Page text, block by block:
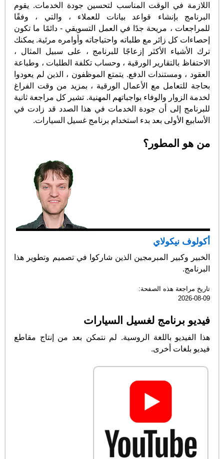
اللازمة في الوقت المناسب لتحسين جودة الخدمات. يقوم
البرنامج بإنشاء قواعد بيانات للعملاء ، والتي ، وفقًا
للمراجعات ، مريحة جدًا في العمل التسويقي - دائمًا ما تكون
إحصاءات كل زائر مع طلباته واحتياجاته وأوامره مرئية. يمكنك
ترك الأشياء الأكثر إزعاجًا للبرنامج ، على سبيل المثال ،
الاحتفاظ بالتقارير الورقية ، وحساب تكلفة الطلبات ، وطباعة
العقود ، ومستندات الدفع. يتمتع الموظفون ، الذين لم يعودوا
بحاجة للتعامل مع الأعمال الورقية ، بمزيد من وقت الفراغ
لخدمة الزوار والوفاء بواجباتهم المهنية. تشير كل مراجعة ثانية
للبرنامج إلى أن جودة الخدمات في هذا الصدد قد زادت في
الأسابيع الأولى بعد بدء استخدام برنامج غسيل السيارات.
من هو المطور؟
أكولوف نيكولاي
الخبير وكبير المبرمجين الذين شاركوا في تصميم وتطوير هذا
البرنامج.
تاريخ مراجعة هذه الصفحة:
2026-08-09
فيديو برنامج لغسيل السيارات
هذا الفيديو باللغة الروسية. لم نتمكن بعد من إنتاج مقاطع
فيديو بلغات أخرى.